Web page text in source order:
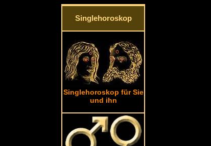
Singlehoroskop
Singlehoroskop für Sie
und ihn